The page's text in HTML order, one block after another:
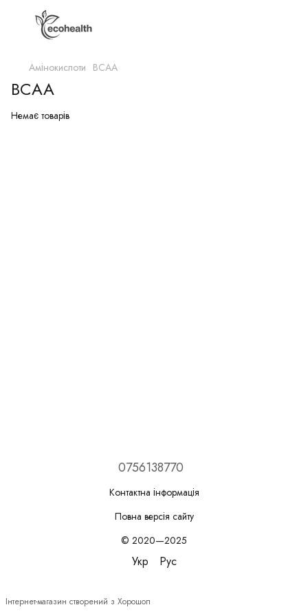
Амінокислоти BCAA
BCAA
Немає товарів
0756138770
Контактна інформація
Повна версія сайту
© 2020—2025
Укр Рус
Інтернет-магазин створений з Хорошоп